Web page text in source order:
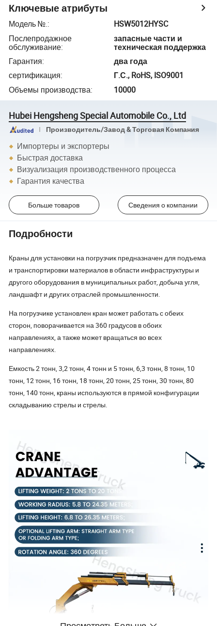
Ключевые атрибуты
Модель №.:
HSW5012HYSC
Послепродажное
обслуживание:
запасные части и
техническая поддержка
Гарантия:
два года
сертификация:
Г.С., RoHS, ISO9001
Объемы производства: 10000
Hubei Hengsheng Special Automobile Co., Ltd
Производитель/Завод & Торговая Компания
Импортеры и экспортеры
Быстрая доставка
Визуализация производственного процесса
Гарантия качества
Больше товаров Сведения о компании
Подробности
Краны для установки на погрузчик предназначен для подъема
и транспортировки материалов в области инфраструктуры и
другого оборудования в муниципальных работ, добыча угля,
ландшафт и других отраслей промышленности.
На погрузчике установлен кран может работать с обеих
сторон, поворачивается на 360 градусов в обоих
направлениях, а также может вращаться во всех
направлениях.
Емкость 2 тонн, 3,2 тонн, 4 тонн и 5 тонн, 6,3 тонн, 8 тонн, 10
тонн, 12 тонн, 16 тонн, 18 тонн, 20 тонн, 25 тонн, 30 тонн, 80
тонн, 140 тонн, краны используются в прямой конфигурации
складыванию стрелы и стрелы.